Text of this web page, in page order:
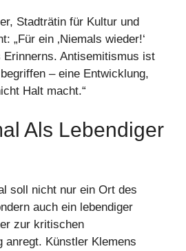
Stadträtin für Kultur und
„Für ein ‚Niemals wieder!‘
Erinnerns. Antisemitismus ist
– eine Entwicklung,
Halt macht.“
Als Lebendiger
soll nicht nur ein Ort des
auch ein lebendiger
zur kritischen
anregt. Künstler Klemens